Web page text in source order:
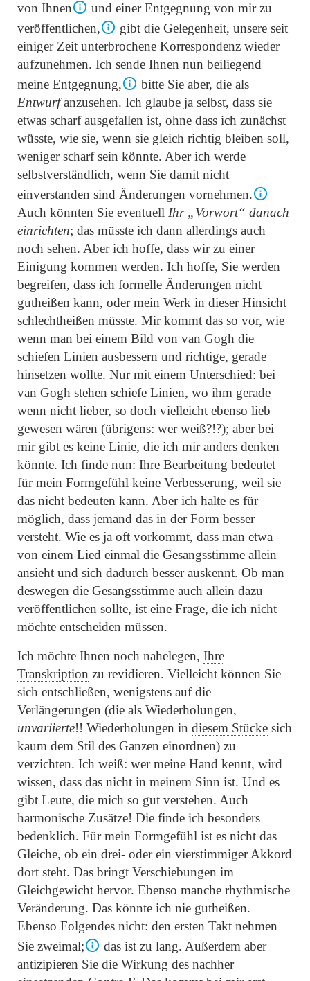
von Ihnen
und einer Entgegnung von mir zu
veröffentlichen,
gibt die Gelegenheit, unsere seit
einiger Zeit unterbrochene Korrespondenz wieder
aufzunehmen. Ich sende Ihnen nun beiliegend
meine Entgegnung,
bitte Sie aber, die als
Entwurfanzusehen. Ich glaube ja selbst, dass sie
etwas scharf ausgefallen ist, ohne dass ich zunächst
wüsste, wie sie, wenn sie gleich richtig bleiben soll,
weniger scharf sein könnte. Aber ich werde
selbstverständlich, wenn Sie damit nicht
einverstanden sind Änderungen vornehmen.
Auch könnten Sie eventuell Ihr „Vorwort“ danach
einrichten; das müsste ich dann allerdings auch
noch sehen. Aber ich hoffe, dass wir zu einer
Einigung kommen werden. Ich hoffe, Sie werden
begreifen, dass ich formelle Änderungen nicht
gutheißen kann, odermein Werk in dieser Hinsicht
schlechtheißen müsste. Mir kommt das so vor, wie
wenn man bei einem Bild von van Gogh die
schiefen Linien ausbessern und richtige, gerade
hinsetzen wollte. Nur mit einem Unterschied: bei
van Gogh stehen schiefe Linien, wo ihm gerade
wenn nicht lieber, so doch vielleicht ebenso lieb
gewesen wären (übrigens: wer weiß?!?); aber bei
mir gibt es keine Linie, die ich mir anders denken
könnte. Ich finde nun: Ihre Bearbeitung bedeutet
für mein Formgefühl keine Verbesserung, weil sie
das nicht bedeuten kann. Aber ich halte es für
möglich, dass jemand das in der Form besser
versteht. Wie es ja oft vorkommt, dass man etwa
von einem Lied einmal die Gesangsstimme allein
ansieht und sich dadurch besser auskennt. Ob man
deswegen die Gesangsstimme auch allein dazu
veröffentlichen sollte, ist eine Frage, die ich nicht
möchte entscheiden müssen.
Ich möchte Ihnen noch nahelegen, Ihre
Transkription zu revidieren. Vielleicht können Sie
sich entschließen, wenigstens auf die
Verlängerungen (die als Wiederholungen,
unvariierte!! Wiederholungen in diesem Stücke sich
kaum dem Stil des Ganzen einordnen) zu
verzichten. Ich weiß: wer meine Hand kennt, wird
wissen, dass das nicht in meinem Sinn ist. Und es
gibt Leute, die mich so gut verstehen. Auch
harmonische Zusätze! Die finde ich besonders
bedenklich. Für mein Formgefühl ist es nicht das
Gleiche, ob ein drei- oder ein vierstimmiger Akkord
dort steht. Das bringt Verschiebungen im
Gleichgewicht hervor. Ebenso manche rhythmische
Veränderung. Das könnte ich nie gutheißen.
Ebenso Folgendes nicht: den ersten Takt nehmen
Sie zweimal;
das ist zu lang. Außerdem aber
antizipieren Sie die Wirkung des nachher